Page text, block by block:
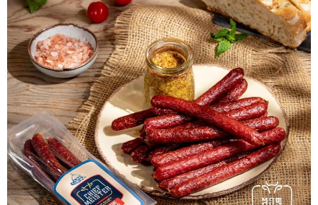
13:52 / 06-08-2026
4 წლით პატიმრობა მიესაჯა
სანიტარს, რომელმაც შვილი
ბათუმში, კლინიკის
საპირფარეშოში გააჩინა,
შემდეგ კი დაზიანებები მიაყენა
11:16 / 06-08-2026
ცნობილი ხდება, რომ
მოსკოვში, რესტორანში
მომხდარ აფეთქებას რუსი
გენერალი ემსხვერპლა -